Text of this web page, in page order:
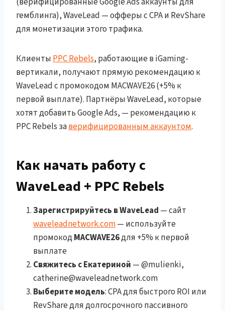
гемблинга), WaveLead — офферы с CPA и RevShare
для монетизации этого трафика.
Клиенты PPC Rebels, работающие в iGaming-
вертикали, получают прямую рекомендацию к
WaveLead с промокодом MACWAVE26 (+5% к
первой выплате). Партнёры WaveLead, которые
хотят добавить Google Ads, — рекомендацию к
PPC Rebels заверифицированным аккаунтом.
Как начать работу с
WaveLead + PPC Rebels
Зарегистрируйтесь в WaveLead — сайт
waveleadnetwork.com— используйте
промокодMACWAVE26для +5% к первой
выплате
Свяжитесь с Екатериной — @mulienki,
catherine@waveleadnetwork.com
Выберите модель: CPA для быстрого ROI или
RevShare для долгосрочного пассивного